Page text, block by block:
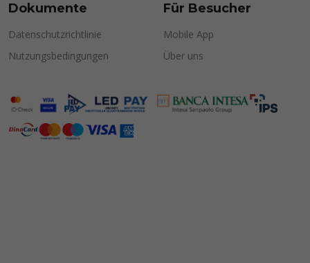
Dokumente
Datenschutzrichtlinie
Nutzungsbedingungen
Für Besucher
Mobile App
Über uns